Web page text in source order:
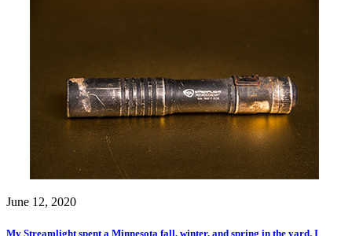
June 12, 2020
My Streamlight spent a Minnesota fall, winter, and spring in the yard. I